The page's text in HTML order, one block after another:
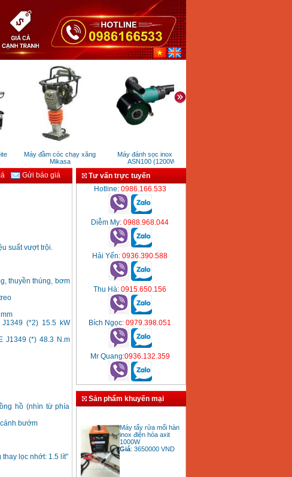
Máy đầm cóc chạy xăng
Mikasa
Máy đánh sọc inox DCA
ASN100 (1200W)
Gửi báo giá
suất vượt trội.
thuyền thúng, bơm
(*2) 15.5 kW
J1349 (*) 48.3 N.m
hồ (nhìn từ phía
bướm
thay lọc nhớt: 1.5 lít"
Tư vấn trực tuyến
Hotline: 0986.166.533
Diễm My: 0988.968.044
Hải Yến: 0936.390.588
Thu Hà: 0915.650.156
Bích Ngọc: 0979.398.051
Mr Quang:0936.132.359
Sản phẩm khuyến mại
inox điện hóa axit
1000W
Giá:3650000